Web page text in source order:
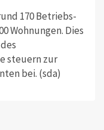
170 Betriebs-
Wohnungen. Dies
steuern zur
bei. (sda)